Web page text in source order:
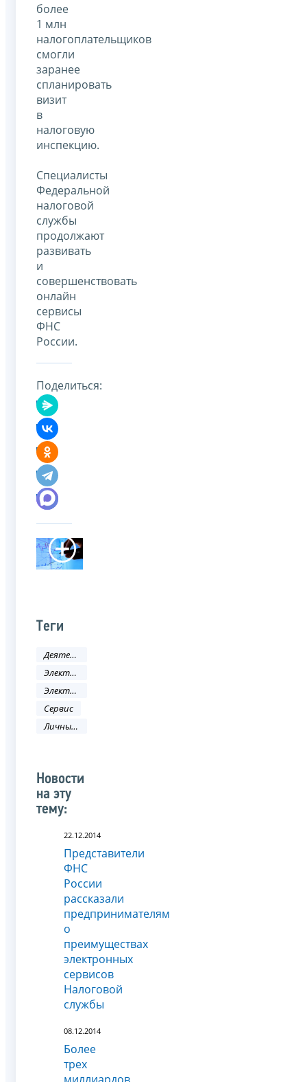
более
1 млн
налогоплательщиков
смогли
заранее
спланировать
визит
в
налоговую
инспекцию.
Специалисты
Федеральной
налоговой
службы
продолжают
развивать
и
совершенствовать
онлайн
сервисы
ФНС
России.
Поделиться:
Теги
Деятельность ФНС
Электронные услуги
Электронные сервисы
Сервис
Личный кабинет
Новости
на эту
тему:
22.12.2014
Представители
ФНС
России
рассказали
предпринимателям
о
преимуществах
электронных
сервисов
Налоговой
службы
08.12.2014
Более
трех